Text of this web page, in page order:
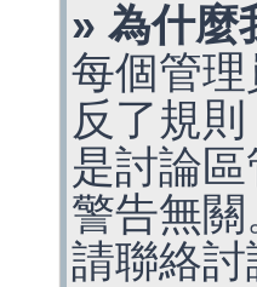
» 為什麼
每個管
反了規
是討論
警告無
請聯絡討